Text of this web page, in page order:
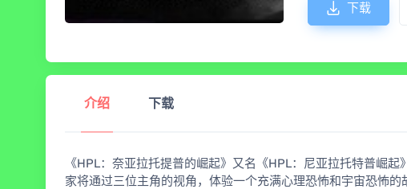
下载
介绍 下载
《HPL：奈亚拉托提普的崛起》又名《HPL：尼亚拉托特普崛
家将通过三位主角的视角，体验一个充满心理恐怖和宇宙恐怖